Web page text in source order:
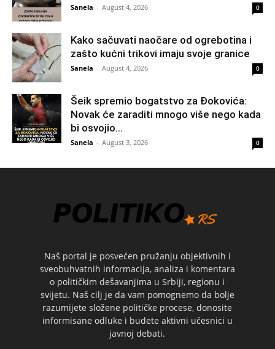
Sanela - August 4, 2026 0
Kako sačuvati naočare od ogrebotina i
zašto kućni trikovi imaju svoje granice
Sanela - August 4, 2026 0
Šeik spremio bogatstvo za Đokovića:
Novak će zaraditi mnogo više nego kada
bi osvojio...
Sanela - August 3, 2026 0
Naš portal je posvećen pružanju objektivnih i
sveobuhvatnih informacija, analiza i komentara
o političkim dešavanjima u Srbiji, regionu i
svijetu. Naš cilj je da vam pomognemo da bolje
razumijete složene političke procese, donosite
informisane odluke i budete aktivni učesnici u
javnoj debati.